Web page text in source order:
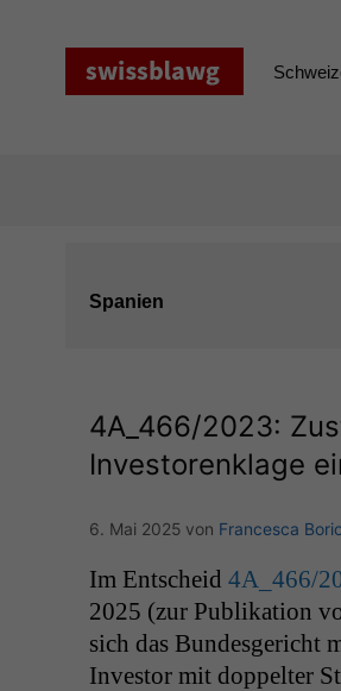
Spanien
4A_466/2023:
Investorenklage
6. Mai 2025 von Francesca
Im Entscheid 4A_466/
2025 (zur Pub­lika­tion
sich das Bun­des­gericht
Investor mit dop­pel­ter
dom­i­nante und
hörigkeit des Klägers
und es sich daher zu